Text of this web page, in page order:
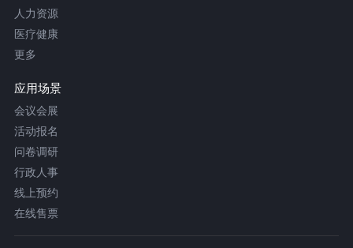
人力资源
医疗健康
更多
应用场景
会议会展
活动报名
问卷调研
行政人事
线上预约
在线售票